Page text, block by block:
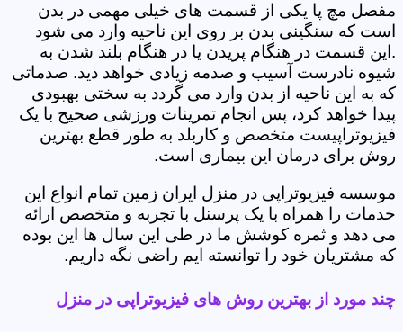
مفصل مچ پا یکی از قسمت های خیلی مهمی در بدن
است که سنگینی بدن بر روی این ناحیه وارد می شود
.این قسمت در هنگام پریدن یا در هنگام بلند شدن به
شیوه نادرست آسیب و صدمه زیادی خواهد دید. صدماتی
که به این ناحیه از بدن وارد می گردد به سختی بهبودی
پیدا خواهد کرد، پس انجام تمرینات ورزشی صحیح با یک
فیزیوتراپیست متخصص و کاربلد به طور قطع بهترین
روش برای درمان این بیماری است.
موسسه فیزیوتراپی در منزل ایران زمین تمام انواع این
خدمات را همراه با یک پرسنل با تجربه و متخصص ارائه
می دهد و ثمره کوشش ما در طی این سال ها این بوده
که مشتریان خود را توانسته ایم راضی نگه داریم.
چند مورد از بهترین روش های فیزیوتراپی در منزل